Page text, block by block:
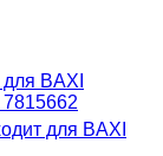
BAXI